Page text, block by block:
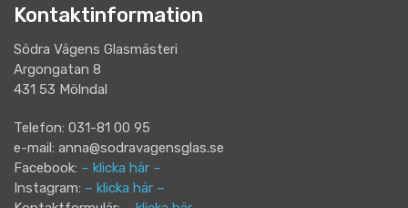
Kontaktinformation
Södra Vägens Glasmästeri
Argongatan 8
431 53 Mölndal
Telefon: 031-81 00 95
e-mail: anna@sodravagensglas.se
Facebook: – klicka här –
Instagram: – klicka här –